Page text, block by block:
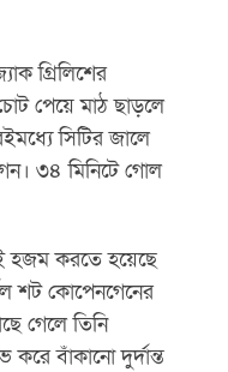
গ্রিলিশের
পেয়ে মাঠ ছাড়লে
সিটির জালে
৩৪ মিনিটে গোল
হজম করতে হয়েছে
শট কোপেনগেনের
গেলে তিনি
বাঁকানো দুর্দান্ত